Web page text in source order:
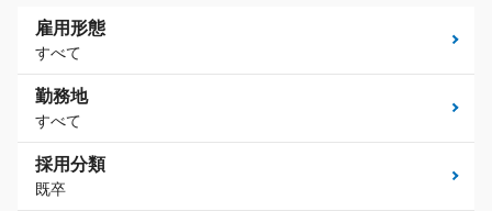
雇用形態
すべて
勤務地
すべて
採用分類
既卒